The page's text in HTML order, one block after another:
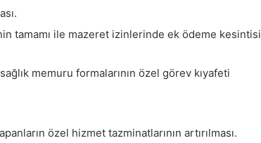
tamamı ile mazeret izinlerinde ek ödeme kesintisi
memuru formalarının özel görev kıyafeti
özel hizmet tazminatlarının artırılması.